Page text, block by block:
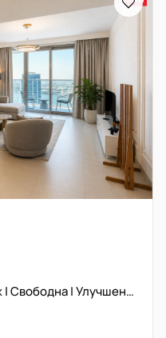
Меблирована | Высокий этаж | Свободна | Улучшенная